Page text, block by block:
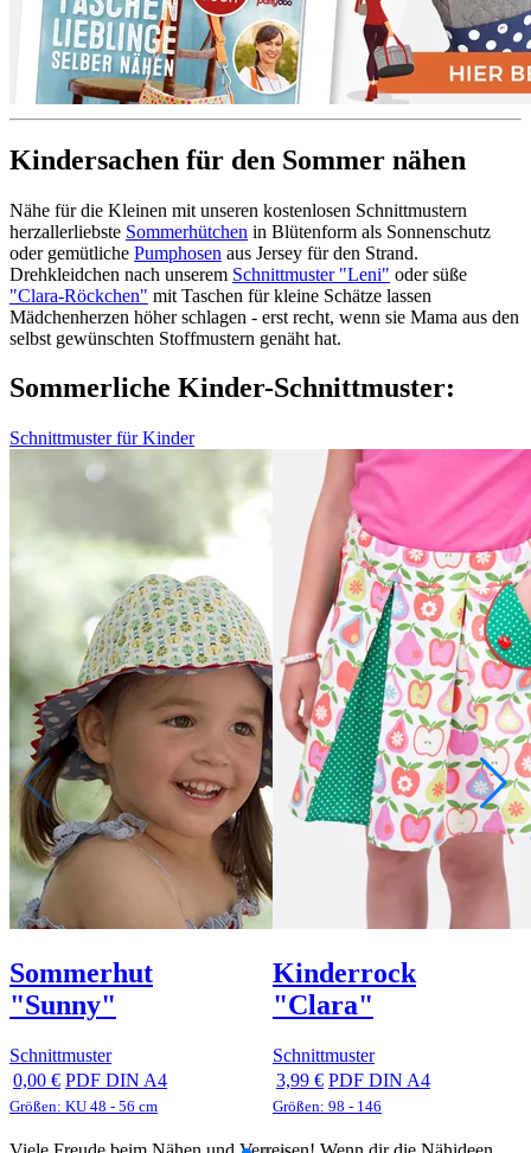
Kindersachen für den Sommer nähen
Nähe für die Kleinen mit unseren kostenlosen Schnittmustern
herzallerliebste Sommerhütchen in Blütenform als Sonnenschutz
oder gemütliche Pumphosen aus Jersey für den Strand.
Drehkleidchen nach unserem Schnittmuster "Leni" oder süße
"Clara-Röckchen" mit Taschen für kleine Schätze lassen
Mädchenherzen höher schlagen - erst recht, wenn sie Mama aus den
selbst gewünschten Stoffmustern genäht hat.
Sommerliche Kinder-Schnittmuster:
Schnittmuster für Kinder
Sommerhut
"Sunny"
Schnittmuster
0,00 € PDF DIN A4
Größen: KU 48 - 56 cm
Kinderrock
"Clara"
Schnittmuster
3,99 € PDF DIN A4
Größen: 98 - 146